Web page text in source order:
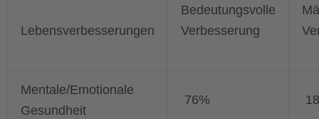
Lebensverbesserungen
Bedeutungsvolle
Verbesserung
Mentale/Emotionale
Gesundheit
76%